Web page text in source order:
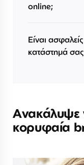
online;
Είναι
κατάστημά
Ανακάλυψε
κορυφαία